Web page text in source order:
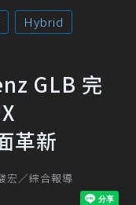
Hybrid
GLB 完
革新
宏／綜合報導